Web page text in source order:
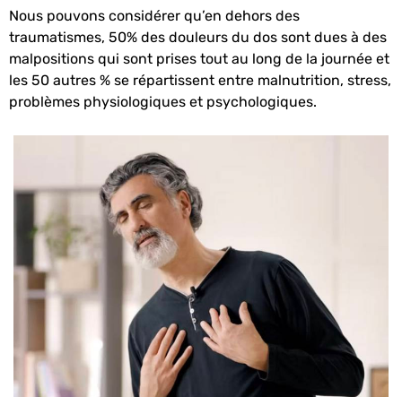
Nous pouvons considérer qu’en dehors des
traumatismes, 50% des douleurs du dos sont dues à des
malpositions qui sont prises tout au long de la journée et
les 50 autres % se répartissent entre malnutrition, stress,
problèmes physiologiques et psychologiques.